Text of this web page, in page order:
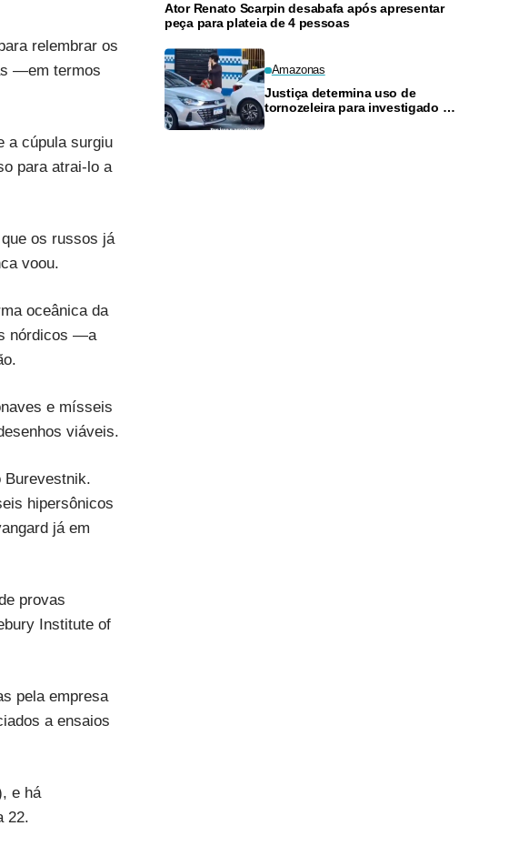
relembrar os
—em termos
a cúpula surgiu
para atrai-lo a
os russos já
voou.
oceânica da
nórdicos —a
e mísseis
viáveis.
Burevestnik.
hipersônicos
já em
provas
Institute of
pela empresa
a ensaios
e há
22.
Ator Renato Scarpin desabafa após apresentar
peça para plateia de 4 pessoas
Amazonas
Justiça determina uso de
tornozeleira para investigado por